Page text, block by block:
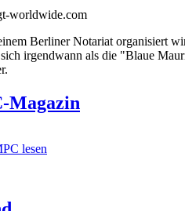
worldwide.com
Berliner Notariat organisiert
irgendwann als die "Blaue
Magazin
lesen